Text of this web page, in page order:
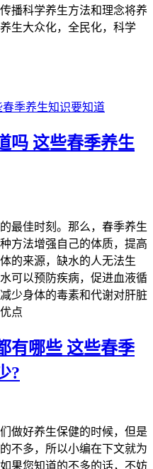
播科学养生方法和理念将养
生大众化，全民化，科学
吗 这些春季养生
最佳时刻。那么，春季养生
方法增强自己的体质，提高
的来源，缺水的人无法生
可以预防疾病，促进血液循
少身体的毒素和代谢对肝脏
点
有哪些 这些春季
?
做好养生保健的时候，但是
不多，所以小编在下文就为
果您知道的不多的话，不妨